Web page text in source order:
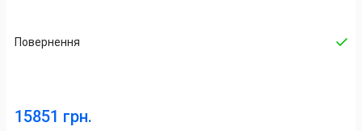
Повернення
15851 грн.